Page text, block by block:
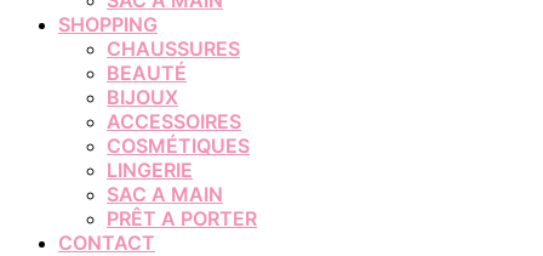
SHOPPING
CHAUSSURES
BEAUTÉ
BIJOUX
ACCESSOIRES
COSMÉTIQUES
LINGERIE
SAC A MAIN
PRÊT A PORTER
CONTACT